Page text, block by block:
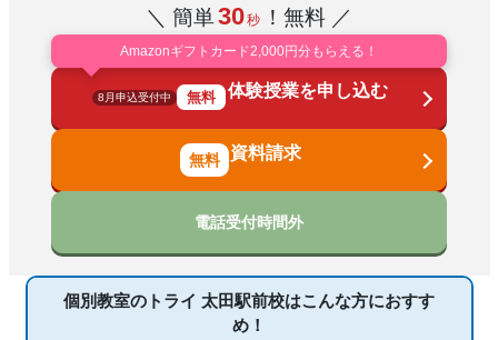
通塾の目的
型選抜(旧AO)対策、推薦入試対策、学校
別特化対策、国公立大対策、私大対策、
共通テスト対策、英検(英語検定)対策、
漢検(漢字検定)対策、数学特化対策、英
語・英会話特化対策、その他科目別特化
対策
中高一貫校生に対応、授業の振替可能、
不登校生に対応、学習にPC・タブレット
を利用、オンライン対応、1科目から受
講可能、季節講習のみの受講可、発達障
害・学習障害の子どもに対応、自習室あ
り
＼ 簡単30秒 ！無料 ／
Amazonギフトカード2,000円分もらえる！
8月申込受付中 無料 体験授業を申し込む
資料請求
電話受付時間外
個別教室のトライ 太田駅前校はこんな方におすす
め！